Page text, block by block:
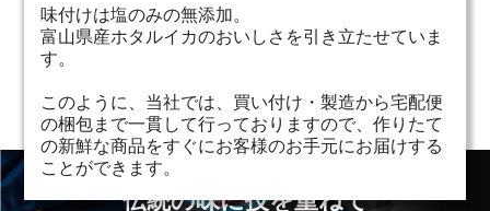
味付けは塩のみの無添加。
富山県産ホタルイカのおいしさを引き立たせていま
す。
このように、当社では、買い付け・製造から宅配便
の梱包まで一貫して行っておりますので、作りたて
の新鮮な商品をすぐにお客様のお手元にお届けする
ことができます。
伝統の味に技を重ねて